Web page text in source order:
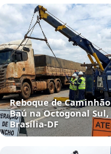
Reboque de Caminhão
Baú na Octogonal Sul,
Brasília‑DF